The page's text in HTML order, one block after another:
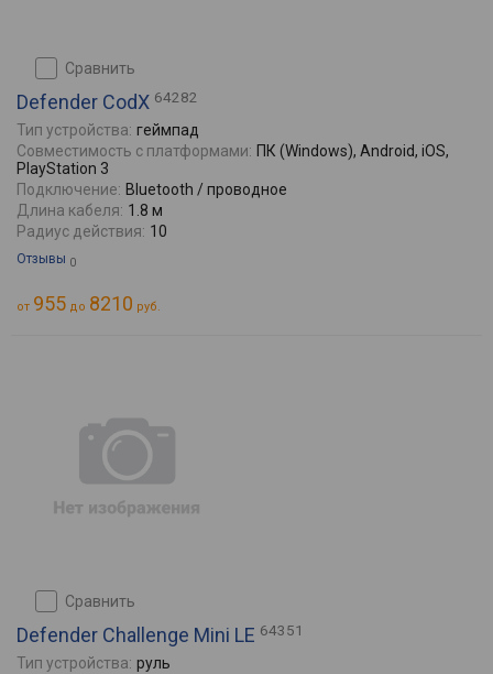
сравнить
Defender CodX 64282
Тип устройства: геймпад
Совместимость с платформами: ПК (Windows), Android, iOS,
PlayStation 3
Подключение: Bluetooth / проводное
Длина кабеля: 1.8 м
Радиус действия: 10
Отзывы 0
от 955 до 8210 руб.
сравнить
Defender Challenge Mini LE 64351
Тип устройства: руль